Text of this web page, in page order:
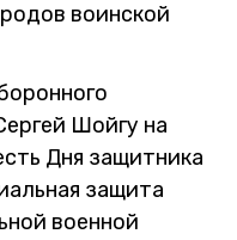
воинской
Шойгу на
Дня защитника
защита
военной